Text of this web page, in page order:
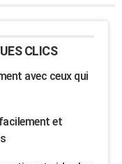
CLICS
avec ceux qui
et